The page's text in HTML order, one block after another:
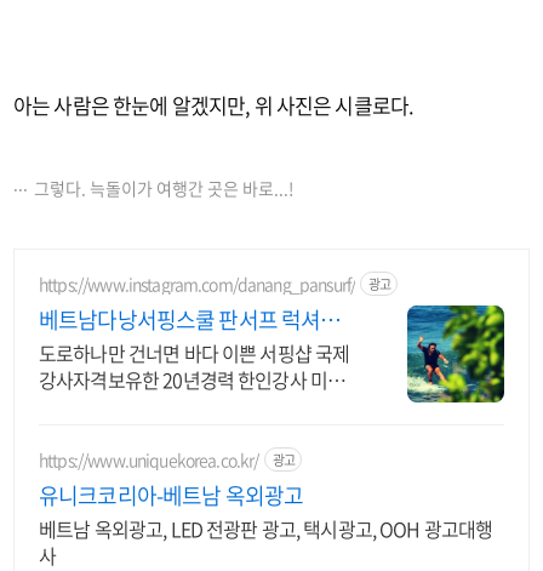
아는 사람은 한눈에 알겠지만, 위 사진은 시클로다.
그렇다. 늑돌이가 여행간 곳은 바로...!
https://www.instagram.com/danang_pansurf/ 광고
베트남다낭서핑스쿨 판서프 럭셔리
서핑샵
도로하나만 건너면 바다 이쁜 서핑샵 국제
강사자격보유한 20년경력 한인강사 미케
https://www.uniquekorea.co.kr/ 광고
유니크코리아-베트남 옥외광고
베트남 옥외광고, LED 전광판 광고, 택시광고, OOH 광고대행
사